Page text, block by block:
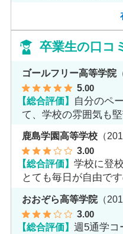
卒業生の口コ
ゴールフリー高等学院
5.00
【総合評価】 自分のペ
て、学校の雰囲気も
鹿島学園高等学校 （
3.00
【総合評価】学校に登
とても毎日が自由で
おおぞら高等学院（
3.00
【総合評価】週5通学コ